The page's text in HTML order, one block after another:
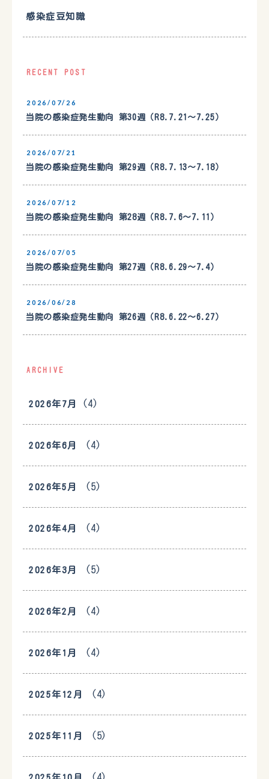
感染症豆知識
RECENT POST
2026/07/26
当院の感染症発生動向 第30週（R8.7.21〜7.25）
2026/07/21
当院の感染症発生動向 第29週（R8.7.13〜7.18）
2026/07/12
当院の感染症発生動向 第28週（R8.7.6〜7.11）
2026/07/05
当院の感染症発生動向 第27週（R8.6.29〜7.4）
2026/06/28
当院の感染症発生動向 第26週（R8.6.22〜6.27）
ARCHIVE
2026年7月 (4)
2026年6月 (4)
2026年5月 (5)
2026年4月 (4)
2026年3月 (5)
2026年2月 (4)
2026年1月 (4)
2025年12月 (4)
2025年11月 (5)